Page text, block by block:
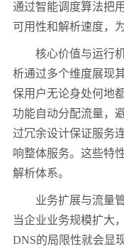
通过智能调度算法把
可用性和解析速度，
核心价值与运行
析通过多个维度展现
保用户无论身处何地
功能自动分配流量，
过冗余设计保证服务
响整体服务。这些特
解析体系。
业务扩展与流量
当企业业务规模扩大
DNS的局限性就会显